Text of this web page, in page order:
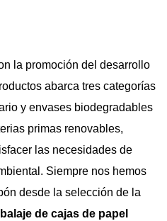
diseñada para
japoneses conocidos como
con papel kraft
caja personalizada no solo
de sus dulces para la
té, sino que también ofrece
y personalizado para
la promoción del desarrollo
abarca tres categorías
y envases biodegradables
primas renovables,
las necesidades de
Siempre nos hemos
desde la selección de la
de cajas de papel